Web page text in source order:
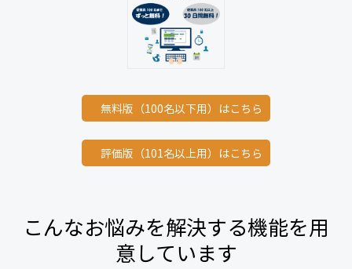
無料版（100名以下用）はこちら
評価版（101名以上用）はこちら
こんなお悩みを解決する機能を用
意しています